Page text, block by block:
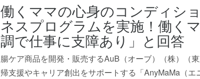
働くママの心身のコンディシ
ネスプログラムを実施！働く
調で仕事に支障あり」と回答
腸ケア商品を開発・販売するAuB（オーブ）（株）（
帰支援やキャリア創出をサポートする「AnyMaMa（